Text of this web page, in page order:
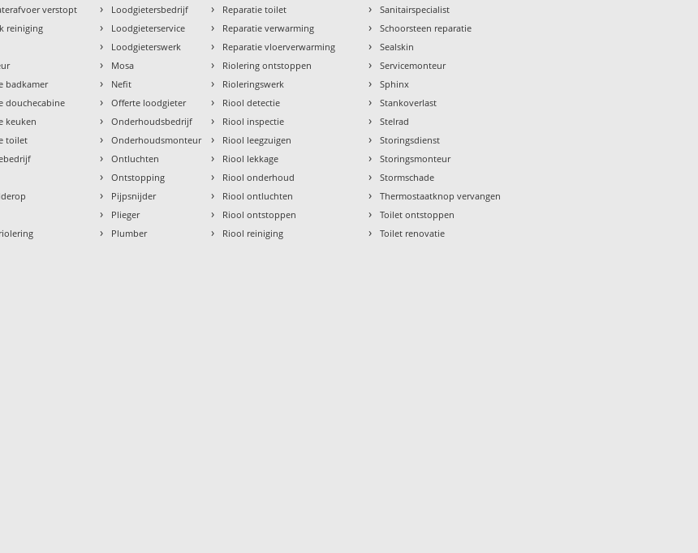
verstopt
reiniging
badkamer
douchecabine
keuken
toilet
› Loodgietersbedrijf
› Loodgieterservice
› Loodgieterswerk
› Mosa
› Nefit
› Offerte loodgieter
› Onderhoudsbedrijf
› Onderhoudsmonteur
› Ontluchten
› Ontstopping
› Pijpsnijder
› Plieger
› Plumber
› Reparatie toilet
› Reparatie verwarming
› Reparatie vloerverwarming
› Riolering ontstoppen
› Rioleringswerk
› Riool detectie
› Riool inspectie
› Riool leegzuigen
› Riool lekkage
› Riool onderhoud
› Riool ontluchten
› Riool ontstoppen
› Riool reiniging
› Sanitairspecialist
› Schoorsteen reparatie
› Sealskin
› Servicemonteur
› Sphinx
› Stankoverlast
› Stelrad
› Storingsdienst
› Storingsmonteur
› Stormschade
› Thermostaatknop vervangen
› Toilet ontstoppen
› Toilet renovatie